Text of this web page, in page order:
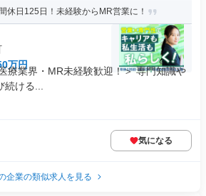
休日125日！未経験からMR営業に！
万円
療業界・MR未経験歓迎！＞ 専門知識や
ける...
気になる
企業の類似求人を見る